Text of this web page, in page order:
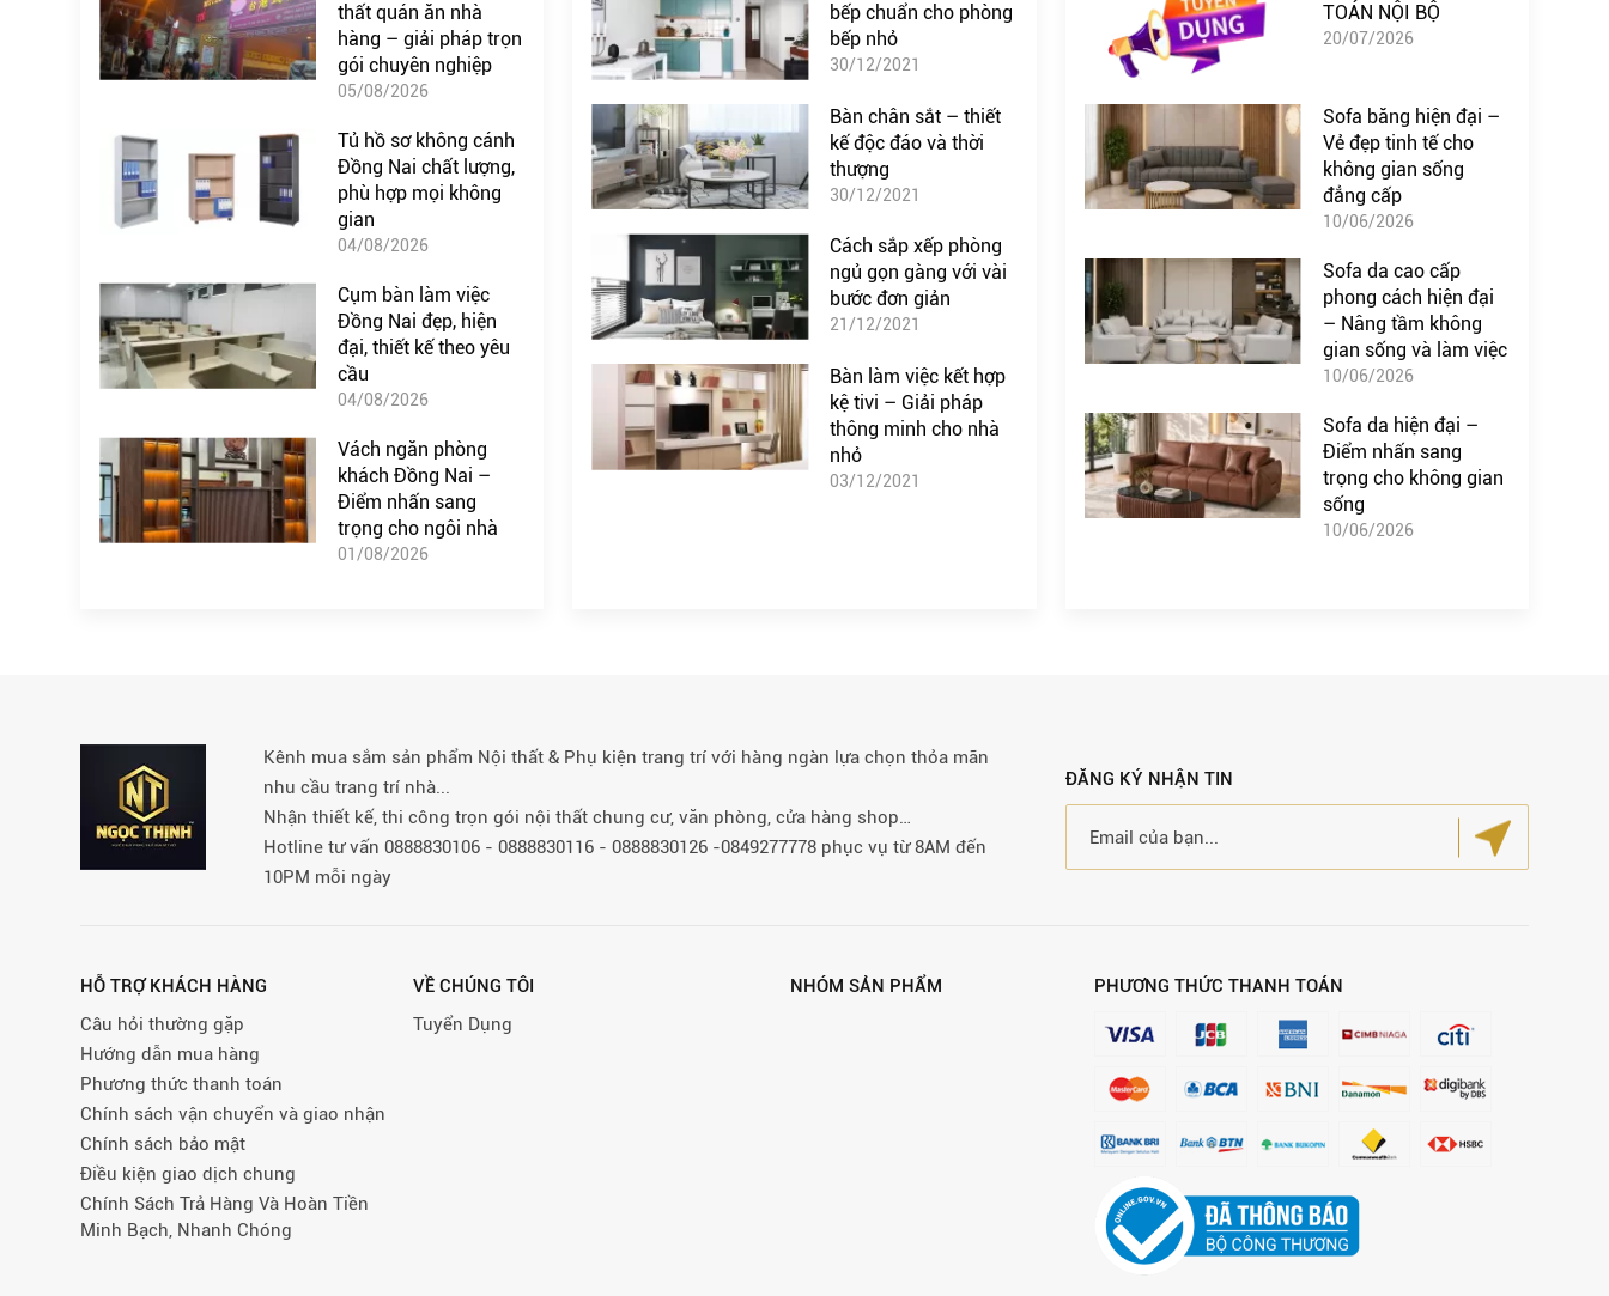
thất quán ăn nhà
hàng – giải pháp trọn
gói chuyên nghiệp
05/08/2026
Tủ hồ sơ không cánh
Đồng Nai chất lượng,
phù hợp mọi không
gian
04/08/2026
Cụm bàn làm việc
Đồng Nai đẹp, hiện
đại, thiết kế theo yêu
cầu
04/08/2026
Vách ngăn phòng
khách Đồng Nai –
Điểm nhấn sang
trọng cho ngôi nhà
01/08/2026
bếp chuẩn cho phòng
bếp nhỏ
30/12/2021
Bàn chân sắt – thiết
kế độc đáo và thời
thượng
30/12/2021
Cách sắp xếp phòng
ngủ gọn gàng với vài
bước đơn giản
21/12/2021
Bàn làm việc kết hợp
kệ tivi – Giải pháp
thông minh cho nhà
nhỏ
03/12/2021
TOÁN NỘI BỘ
20/07/2026
Sofa băng hiện đại –
Vẻ đẹp tinh tế cho
không gian sống
đẳng cấp
10/06/2026
Sofa da cao cấp
phong cách hiện đại
– Nâng tầm không
gian sống và làm việc
10/06/2026
Sofa da hiện đại –
Điểm nhấn sang
trọng cho không gian
sống
10/06/2026
Kênh mua sắm sản phẩm Nội thất & Phụ kiện trang trí với hàng ngàn lựa chọn thỏa mãn
nhu cầu trang trí nhà...
Nhận thiết kế, thi công trọn gói nội thất chung cư, văn phòng, cửa hàng shop…
Hotline tư vấn 0888830106 - 0888830116 - 0888830126 -0849277778 phục vụ từ 8AM đến
10PM mỗi ngày
ĐĂNG KÝ NHẬN TIN
HỖ TRỢ KHÁCH HÀNG
Câu hỏi thường gặp
Hướng dẫn mua hàng
Phương thức thanh toán
Chính sách vận chuyển và giao nhận
Chính sách bảo mật
Điều kiện giao dịch chung
Chính Sách Trả Hàng Và Hoàn Tiền
Minh Bạch, Nhanh Chóng
VỀ CHÚNG TÔI
Tuyển Dụng
NHÓM SẢN PHẨM PHƯƠNG THỨC THANH TOÁN